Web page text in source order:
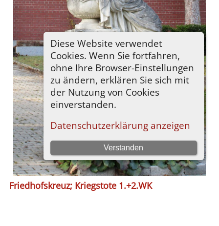
Friedhofskreuz; Kriegstote 1.+2.WK